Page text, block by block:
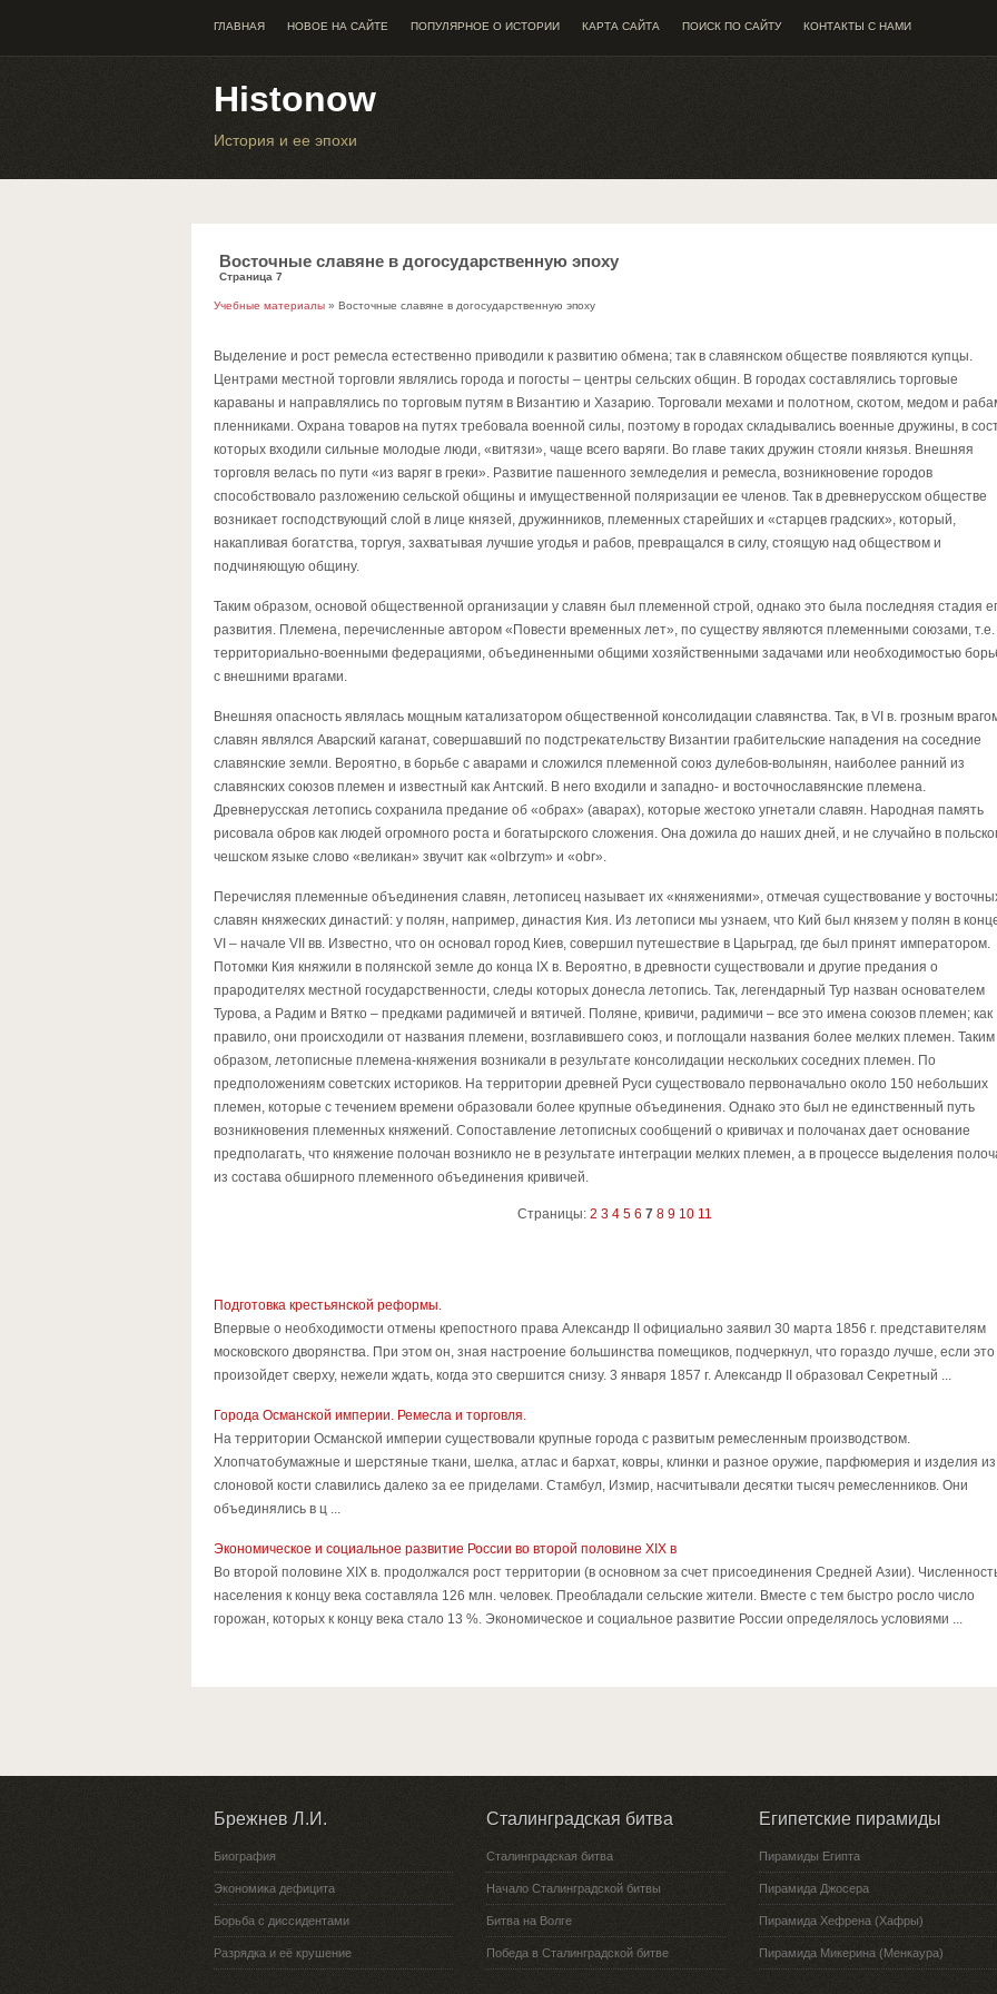
ГЛАВНАЯ НОВОЕ НА САЙТЕ ПОПУЛЯРНОЕ О ИСТОРИИ КАРТА САЙТА ПОИСК ПО САЙТУ КОНТАКТЫ С НАМИ
Histonow
История и ее эпохи
Восточные славяне в догосударственную эпоху
Страница 7
Учебные материалы » Восточные славяне в догосударственную эпоху
Выделение и рост ремесла естественно приводили к развитию обмена; так в славянском обществе появляются купцы.
Центрами местной торговли являлись города и погосты – центры сельских общин. В городах составлялись торговые
караваны и направлялись по торговым путям в Византию и Хазарию. Торговали мехами и полотном, скотом, медом и
пленниками. Охрана товаров на путях требовала военной силы, поэтому в городах складывались военные дружины, в
которых входили сильные молодые люди, «витязи», чаще всего варяги. Во главе таких дружин стояли князья. Внешняя
торговля велась по пути «из варяг в греки». Развитие пашенного земледелия и ремесла, возникновение городов
способствовало разложению сельской общины и имущественной поляризации ее членов. Так в древнерусском обществе
возникает господствующий слой в лице князей, дружинников, племенных старейших и «старцев градских», который,
накапливая богатства, торгуя, захватывая лучшие угодья и рабов, превращался в силу, стоящую над обществом и
подчиняющую общину.
Таким образом, основой общественной организации у славян был племенной строй, однако это была последняя стадия
развития. Племена, перечисленные автором «Повести временных лет», по существу являются племенными союзами, т.е.
территориально-военными федерациями, объединенными общими хозяйственными задачами или необходимостью
с внешними врагами.
Внешняя опасность являлась мощным катализатором общественной консолидации славянства. Так, в VI в. грозным
славян являлся Аварский каганат, совершавший по подстрекательству Византии грабительские нападения на соседние
славянские земли. Вероятно, в борьбе с аварами и сложился племенной союз дулебов-волынян, наиболее ранний из
славянских союзов племен и известный как Антский. В него входили и западно- и восточнославянские племена.
Древнерусская летопись сохранила предание об «обрах» (аварах), которые жестоко угнетали славян. Народная память
рисовала обров как людей огромного роста и богатырского сложения. Она дожила до наших дней, и не случайно в
чешском языке слово «великан» звучит как «olbrzym» и «obr».
Перечисляя племенные объединения славян, летописец называет их «княжениями», отмечая существование у
славян княжеских династий: у полян, например, династия Кия. Из летописи мы узнаем, что Кий был князем у полян в
VI – начале VII вв. Известно, что он основал город Киев, совершил путешествие в Царьград, где был принят императором.
Потомки Кия княжили в полянской земле до конца IX в. Вероятно, в древности существовали и другие предания о
прародителях местной государственности, следы которых донесла летопись. Так, легендарный Тур назван основателем
Турова, а Радим и Вятко – предками радимичей и вятичей. Поляне, кривичи, радимичи – все это имена союзов племен; как
правило, они происходили от названия племени, возглавившего союз, и поглощали названия более мелких племен. Таким
образом, летописные племена-княжения возникали в результате консолидации нескольких соседних племен. По
предположениям советских историков. На территории древней Руси существовало первоначально около 150 небольших
племен, которые с течением времени образовали более крупные объединения. Однако это был не единственный путь
возникновения племенных княжений. Сопоставление летописных сообщений о кривичах и полочанах дает основание
предполагать, что княжение полочан возникло не в результате интеграции мелких племен, а в процессе выделения
из состава обширного племенного объединения кривичей.
Страницы: 2 3 4 5 6 7 8 9 10 11
Подготовка крестьянской реформы.
Впервые о необходимости отмены крепостного права Александр II официально заявил 30 марта 1856 г. представителям
московского дворянства. При этом он, зная настроение большинства помещиков, подчеркнул, что гораздо лучше, если это
произойдет сверху, нежели ждать, когда это свершится снизу. 3 января 1857 г. Александр II образовал Секретный ...
Города Османской империи. Ремесла и торговля.
На территории Османской империи существовали крупные города с развитым ремесленным производством.
Хлопчатобумажные и шерстяные ткани, шелка, атлас и бархат, ковры, клинки и разное оружие, парфюмерия и изделия из
слоновой кости славились далеко за ее приделами. Стамбул, Измир, насчитывали десятки тысяч ремесленников. Они
объединялись в ц ...
Экономическое и социальное развитие России во второй половине XIX в
Во второй половине XIX в. продолжался рост территории (в основном за счет присоединения Средней Азии).
населения к концу века составляла 126 млн. человек. Преобладали сельские жители. Вместе с тем быстро росло число
горожан, которых к концу века стало 13 %. Экономическое и социальное развитие России определялось условиями ...
Брежнев Л.И.
Биография
Экономика дефицита
Борьба с диссидентами
Разрядка и её крушение
Сталинградская битва
Сталинградская битва
Начало Сталинградской битвы
Битва на Волге
Победа в Сталинградской битве
Египетские пирамиды
Пирамиды Египта
Пирамида Джосера
Пирамида Хефрена (Хафры)
Пирамида Микерина (Менкаура)